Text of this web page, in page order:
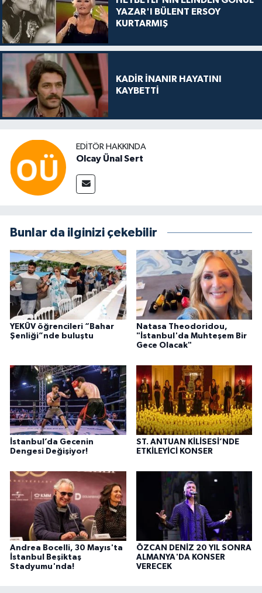
YAZAR'I BÜLENT ERSOY
KURTARMIŞ
KADİR İNANIR HAYATINI
KAYBETTİ
EDITÖR HAKKINDA
Olcay Ünal Sert
Bunlar da ilginizi çekebilir
YEKÜV öğrencileri “Bahar
Şenliği”nde buluştu
Natasa Theodoridou,
"İstanbul'da Muhteşem Bir
Gece Olacak"
İstanbul’da Gecenin
Dengesi Değişiyor!
ST. ANTUAN KİLİSESİ’NDE
ETKİLEYİCİ KONSER
Andrea Bocelli, 30 Mayıs'ta
İstanbul Beşiktaş
Stadyumu'nda!
ÖZCAN DENİZ 20 YIL SONRA
ALMANYA'DA KONSER
VERECEK